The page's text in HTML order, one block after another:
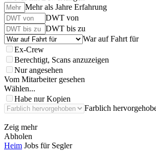
Mehr als Jahre Erfahrung
DWT von
DWT bis zu
War auf Fahrt für
Ex-Crew
Berechtigt, Scans anzuzeigen
Nur angesehen
Vom Mitarbeiter gesehen
Wählen...
Habe nur Kopien
Farblich
Zeig mehr
Abholen
Heim Jobs für Segler